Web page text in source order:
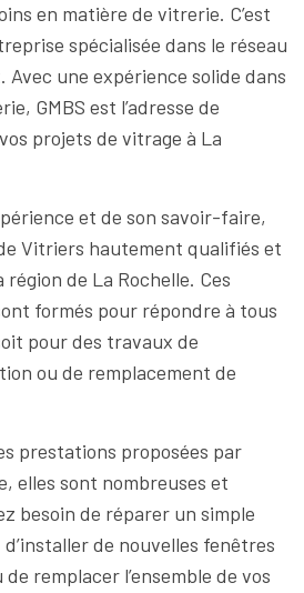
en matière de vitrerie. C’est
spécialisée dans le réseau
une expérience solide dans
GMBS est l’adresse de
projets de vitrage à La
et de son savoir-faire,
Vitriers hautement qualifiés et
de La Rochelle. Ces
formés pour répondre à tous
pour des travaux de
ou de remplacement de
prestations proposées par
elles sont nombreuses et
besoin de réparer un simple
de nouvelles fenêtres
remplacer l’ensemble de vos